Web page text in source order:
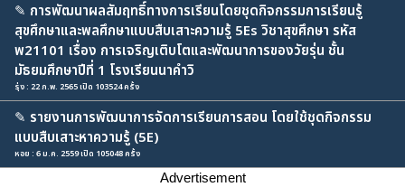
✎ การพัฒนาผลสัมฤทธิ์ทางการเรียนโดยชุดกิจกรรมการเรียนรู้
สุขศึกษาและพลศึกษาแบบสืบเสาะความรู้ 5Es วิชาสุขศึกษา รหัส
พ21101 เรื่อง การเจริญเติบโตและพัฒนาการของวัยรุ่น ชั้น
มัธยมศึกษาปีที่ 1 โรงเรียนนาคำวิ
รุ่ง : 22 ก.พ. 2565 เปิด 103524 ครั้ง
✎ รายงานการพัฒนาการจัดการเรียนการสอน โดยใช้ชุดกิจกรรม
แบบสืบเสาะหาความรู้ (5E)
หอย : 6 ม.ค. 2559 เปิด 105048 ครั้ง
Advertisement